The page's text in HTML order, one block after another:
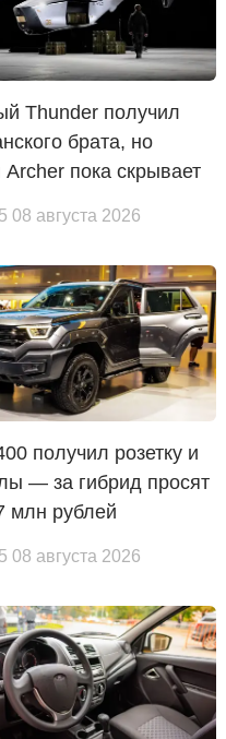
Thunder получил
брата, но
пока скрывает
08 августа 2026
получил розетку и
— за гибрид просят
млн рублей
08 августа 2026